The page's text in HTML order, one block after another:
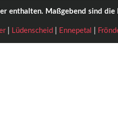
enthalten. Maßgebend sind
Lüdenscheid Ennepetal